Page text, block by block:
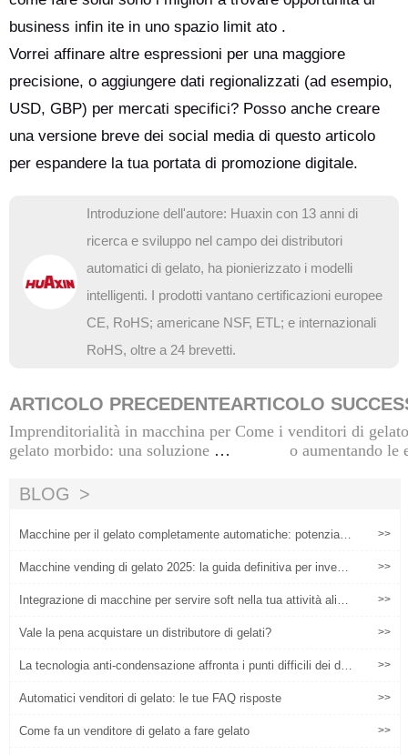
business infin ite in uno spazio limit ato .
Vorrei affinare altre espressioni per una maggiore
precisione, o aggiungere dati regionalizzati (ad esempio,
USD, GBP) per mercati specifici? Posso anche creare
una versione breve dei social media di questo articolo
per espandere la tua portata di promozione digitale.
Introduzione dell'autore: Huaxin con 13 anni di
ricerca e sviluppo nel campo dei distributori
automatici di gelato, ha pionierizzato i modelli
intelligenti. I prodotti vantano certificazioni europee
CE, RoHS; americane NSF, ETL; e internazionali
RoHS, oltre a 24 brevetti.
ARTICOLO PRECEDENTE
Imprenditorialità in macchina per
gelato morbido: una soluzione co
soldi anche per i principianti
ARTICOLO
Come i venditori di
o aumentando le
BLOG
Macchine per il gelato completamente automatiche: potenziare
e la qualità e attivare il marketing
>>
Macchine vending di gelato 2025: la guida definitiva per investi
>>
Integrazione di macchine per servire soft nella tua attività alime
>>
Vale la pena acquistare un distributore di gelati? >>
La tecnologia anti-condensazione affronta i punti difficili dei dist
>>
Automatici venditori di gelato: le tue FAQ risposte >>
Come fa un venditore di gelato a fare gelato >>